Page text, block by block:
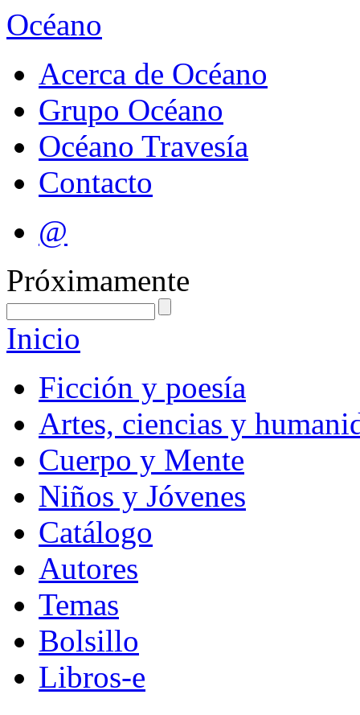
Océano
Acerca de Océano
Grupo Océano
Océano Travesía
Contacto
@
Próximamente
Inicio
Ficción y poesía
Artes, ciencias y
Cuerpo y Mente
Niños y Jóvenes
Catálogo
Autores
Temas
Bolsillo
Libros-e